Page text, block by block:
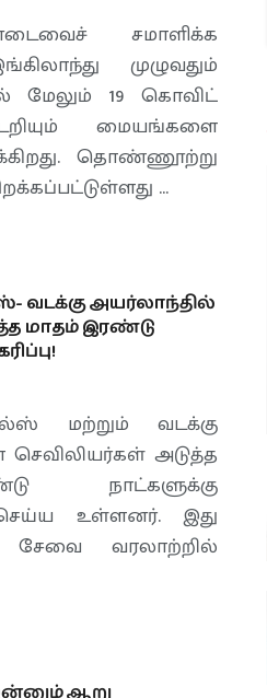
சமாளிக்க
முழுவதும்
மேலும் 19 கொவிட்
மையங்களை
தொண்ணூற்று
...
வடக்கு அயர்லாந்தில்
மாதம் இரண்டு
மற்றும் வடக்கு
அடுத்த
நாட்களுக்கு
உள்ளனர். இது
சேவை வரலாற்றில்